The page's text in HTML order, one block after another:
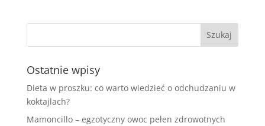
Ostatnie wpisy
Dieta w proszku: co warto wiedzieć o odchudzaniu w
koktajlach?
Mamoncillo – egzotyczny owoc pełen zdrowotnych